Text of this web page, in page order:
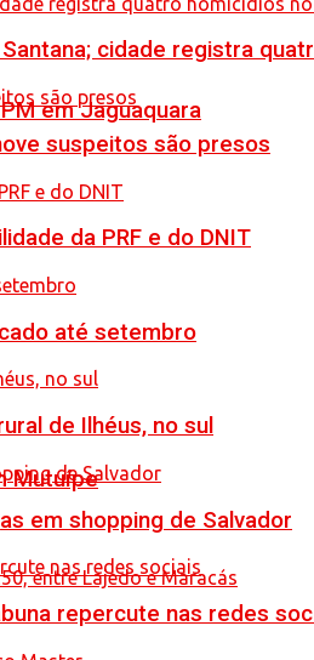
em Jaguaquara
Mutuípe
cidade registra
suspeitos são presos
da PRF e do DNIT
até setembro
de Ilhéus, no sul
em shopping de Salvador
repercute nas redes